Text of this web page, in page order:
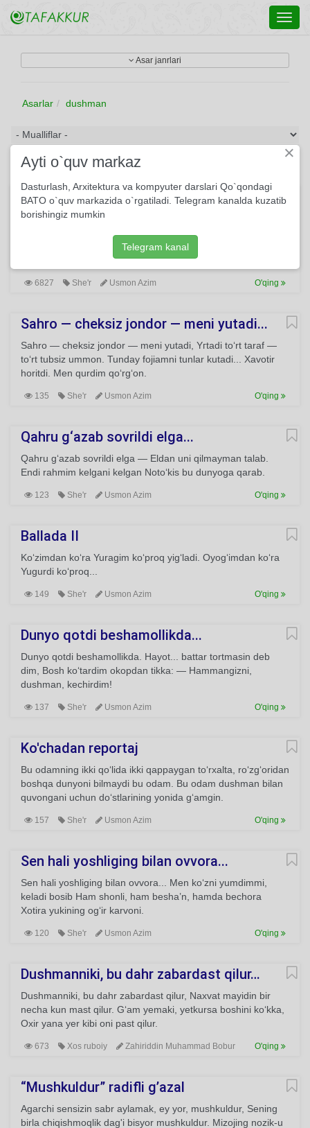
Asar janrlari
Asarlar dushman
O‘lgin deding — Yerga ko‘mding...
O‘lgin deding — Yerga ko‘mding — Ildiz bo‘ldim. Ko‘kka
dilim aytdi — Rost kalima... Qiyin bo‘ldi senga sho‘rlik
6827 She'r Usmon Azim O'qing
Sahro — cheksiz jondor — meni yutadi...
Sahro — cheksiz jondor — meni yutadi, Yгtadi to‘rt taraf —
to‘rt tubsiz ummon. Tunday fojiamni tunlar kutadi... Xavotir
horitdi. Men qurdim qo‘rg‘on.
135 She'r Usmon Azim O'qing
Qahru g‘azab sovrildi elga...
Qahru g‘azab sovrildi elga — Eldan uni qilmayman talab.
Endi rahmim kelgani kelgan Noto‘kis bu dunyoga qarab.
123 She'r Usmon Azim O'qing
Ballada II
Ko‘zimdan ko‘ra Yuragim ko‘proq yig‘ladi. Oyog‘imdan ko‘ra
Yugurdi ko‘proq...
149 She'r Usmon Azim O'qing
Dunyo qotdi beshamollikda...
Dunyo qotdi beshamollikda. Hayot... battar tortmasin deb
dim, Bosh ko‘tardim okopdan tikka: — Hammangizni,
dushman, kechirdim!
137 She'r Usmon Azim O'qing
Ko'chadan reportaj
Bu odamning ikki qo‘lida ikki qappaygan to‘rxalta, ro‘zg‘oridan
boshqa dunyoni bilmaydi bu odam. Bu odam dushman bilan
quvongani uchun do‘stlarining yonida g‘amgin.
157 She'r Usmon Azim O'qing
Sen hali yoshliging bilan ovvora...
Sen hali yoshliging bilan ovvora... Men ko‘zni yumdimmi,
keladi bosib Ham shonli, ham besha’n, hamda bechora
Xotira yukining og‘ir karvoni.
120 She'r Usmon Azim O'qing
Dushmanniki, bu dahr zabardast qilur…
Dushmanniki, bu dahr zabardast qilur, Naxvat mayidin bir
necha kun mast qilur. G‘am yemaki, yetkursa boshini ko‘kka,
Oxir yana yer kibi oni past qilur.
673 Xos ruboiy Zahiriddin Muhammad Bobur O'qing
“Mushkuldur” radifli g’azal
Agarchi sensizin sabr aylamak, ey yor, mushkuldur, Sening
birla chiqishmoqlik dag'i bisyor mushkuldur. Mizojing nozik-u
×
Ayti o`quv markaz
Dasturlash, Arxitektura va kompyuter darslari Qo`qondagi
BATO o`quv markazida o`rgatiladi. Telegram kanalda kuzatib
borishingiz mumkin
Telegram kanal